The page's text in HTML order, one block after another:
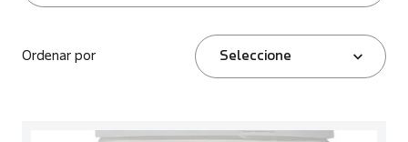
Ordenar por Seleccione